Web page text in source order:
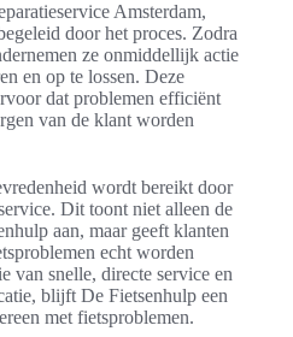
Amsterdam,
door het proces. Zodra
ze onmiddellijk actie
en op te lossen. Deze
dat problemen efficiënt
van de klant worden
wordt bereikt door
Dit toont niet alleen de
aan, maar geeft klanten
echt worden
van snelle, directe service en
blijft De Fietsenhulp een
met fietsproblemen.